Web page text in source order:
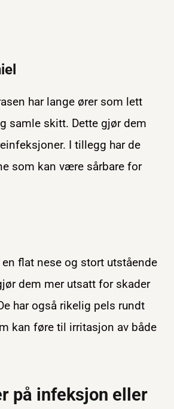
har lange ører som lett
samle skitt. Dette gjør dem
I tillegg har de
som kan være sårbare for
en flat nese og stort utstående
dem mer utsatt for skader
har også rikelig pels rundt
kan føre til irritasjon av både
på infeksjon eller